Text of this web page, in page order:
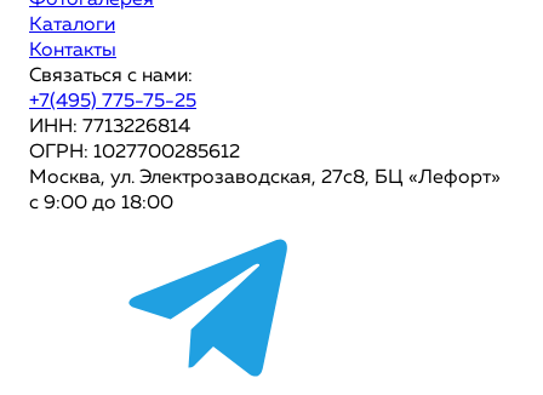
Каталоги
Контакты
Связаться с нами:
+7(495) 775-75-25
ИНН: 7713226814
ОГРН: 1027700285612
Москва, ул. Электрозаводская, 27с8, БЦ «Лефорт»
с 9:00 до 18:00